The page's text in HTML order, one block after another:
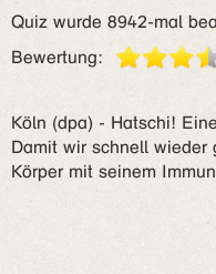
Quiz wurde 8942-mal
Bewertung:
Köln (dpa) - Hatschi!
Damit wir schnell wieder
Körper mit seinem